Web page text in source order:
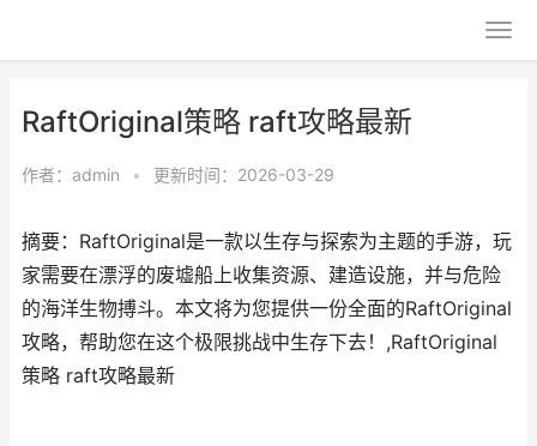
RaftOriginal策略 raft攻略最新
作者： admin • 更新时间：2026-03-29
摘要：RaftOriginal是一款以生存与探索为主题的手游，玩
家需要在漂浮的废墟船上收集资源、建造设施，并与危险
的海洋生物搏斗。本文将为您提供一份全面的RaftOriginal
攻略，帮助您在这个极限挑战中生存下去！,RaftOriginal
策略 raft攻略最新